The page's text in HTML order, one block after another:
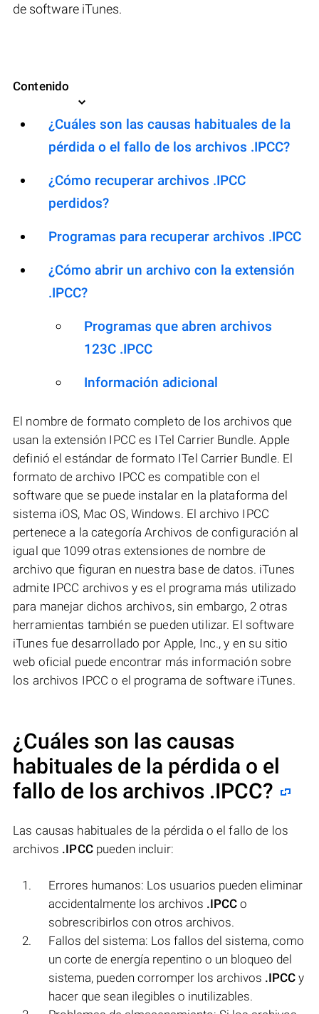
de software iTunes.
Contenido
¿Cuáles son las causas habituales de la
pérdida o el fallo de los archivos .IPCC?
¿Cómo recuperar archivos .IPCC
perdidos?
Programas para recuperar archivos .IPCC
¿Cómo abrir un archivo con la extensión
.IPCC?
Programas que abren archivos
123C .IPCC
Información adicional
El nombre de formato completo de los archivos que
usan la extensión IPCC es ITel Carrier Bundle. Apple
definió el estándar de formato ITel Carrier Bundle. El
formato de archivo IPCC es compatible con el
software que se puede instalar en la plataforma del
sistema iOS, Mac OS, Windows. El archivo IPCC
pertenece a la categoría Archivos de configuración al
igual que 1099 otras extensiones de nombre de
archivo que figuran en nuestra base de datos. iTunes
admite IPCC archivos y es el programa más utilizado
para manejar dichos archivos, sin embargo, 2 otras
herramientas también se pueden utilizar. El software
iTunes fue desarrollado por Apple, Inc., y en su sitio
web oficial puede encontrar más información sobre
los archivos IPCC o el programa de software iTunes.
¿Cuáles son las causas
habituales de la pérdida o el
fallo de los archivos .IPCC?
Las causas habituales de la pérdida o el fallo de los
archivos .IPCCpueden incluir:
Errores humanos: Los usuarios pueden eliminar
accidentalmente los archivos .IPCC o
sobrescribirlos con otros archivos.
Fallos del sistema: Los fallos del sistema, como
un corte de energía repentino o un bloqueo del
sistema, pueden corromper los archivos .IPCC y
hacer que sean ilegibles o inutilizables.